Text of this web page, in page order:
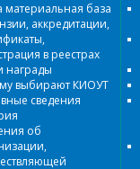
база
аккредитации,
в реестрах
награды
выбирают КИОУТ
сведения
об